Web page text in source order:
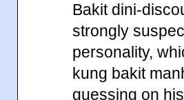
Bakit dini-
strongly
personality,
kung bakit
guessing on